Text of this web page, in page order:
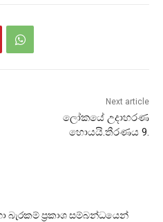
Next article
ලෝකයේ උදාහරණ
හොයයි.තීරණය 9.
බැරකම් ප්‍රකාශ සම්බන්ධයෙන්